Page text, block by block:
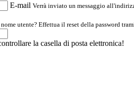
E-mail Verrà inviato un messaggio
utente? Effettua il reset della password
la casella di posta elettronica!